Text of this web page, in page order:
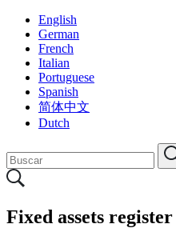
English
German
French
Italian
Portuguese
Spanish
简体中文
Dutch
Fixed assets